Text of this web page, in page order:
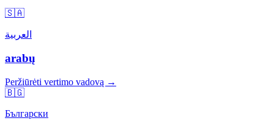
🇸🇦
العربية
arabų
Peržiūrėti vertimo vadovą →
🇧🇬
Български